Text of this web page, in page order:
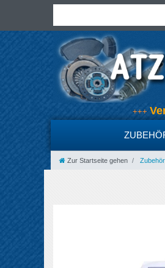
+++
Zur Startseite gehen